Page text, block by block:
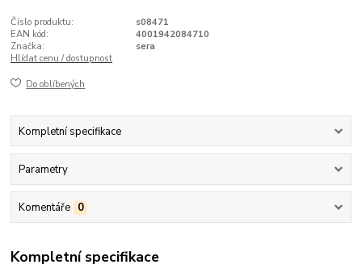
Číslo produktu:
s08471
EAN kód:
4001942084710
Značka:
sera
Hlídat cenu / dostupnost
Do oblíbených
Kompletní specifikace
Parametry
Komentáře 0
Kompletní specifikace